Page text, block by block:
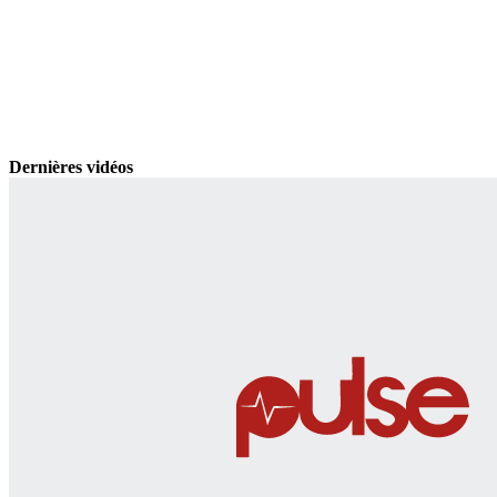
Dernières vidéos